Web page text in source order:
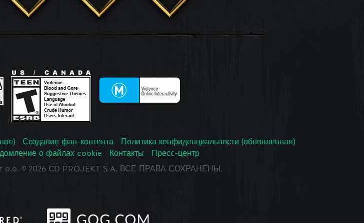
Создание фан-контента
Политика конфиденциальности (обновленная)
о файлах cookie Контакты
Пресс-центр
z o.o. © 2026 CD PROJEKT S.A. ВСЕ ПРАВА СОХРАНЕНЫ.